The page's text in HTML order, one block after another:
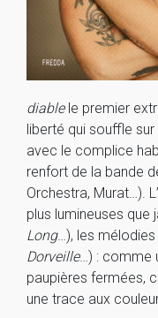
diablele premier
liberté qui souffle
avec le complice
renfort de la bande
Orchestra, Murat…).
plus lumineuses que
Long…), les
Dorveille…) : comme
paupières fermées,
une trace aux